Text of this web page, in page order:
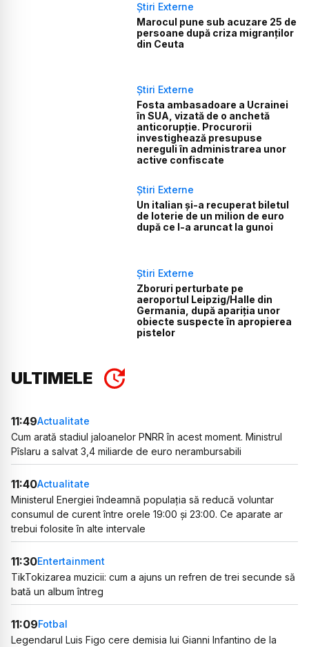
Știri Externe
Marocul pune sub acuzare 25 de
persoane după criza migranților
din Ceuta
Știri Externe
Fosta ambasadoare a Ucrainei
în SUA, vizată de o anchetă
anticorupție. Procurorii
investighează presupuse
nereguli în administrarea unor
active confiscate
Știri Externe
Un italian și-a recuperat biletul
de loterie de un milion de euro
după ce l-a aruncat la gunoi
Știri Externe
Zboruri perturbate pe
aeroportul Leipzig/Halle din
Germania, după apariția unor
obiecte suspecte în apropierea
pistelor
ULTIMELE
11:49Actualitate
Cum arată stadiul jaloanelor PNRR în acest moment. Ministrul
Pîslaru a salvat 3,4 miliarde de euro nerambursabili
11:40Actualitate
Ministerul Energiei îndeamnă populația să reducă voluntar
consumul de curent între orele 19:00 și 23:00. Ce aparate ar
trebui folosite în alte intervale
11:30Entertainment
TikTokizarea muzicii: cum a ajuns un refren de trei secunde să
bată un album întreg
11:09Fotbal
Legendarul Luis Figo cere demisia lui Gianni Infantino de la